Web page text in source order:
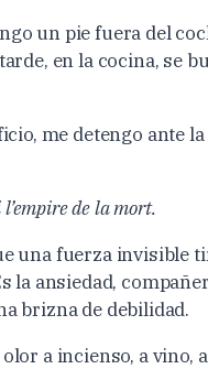
un pie fuera del
en la cocina, se
me detengo ante
l’empire de la mort.
una fuerza invisible
la ansiedad,
brizna de debilidad.
a incienso, a vino,